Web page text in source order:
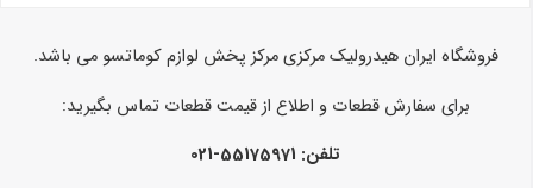
فروشگاه ایران هیدرولیک مرکزی مرکز پخش لوازم کوماتسو می باشد.
برای سفارش قطعات و اطلاع از قیمت قطعات تماس بگیرید:
تلفن: 55175971-021